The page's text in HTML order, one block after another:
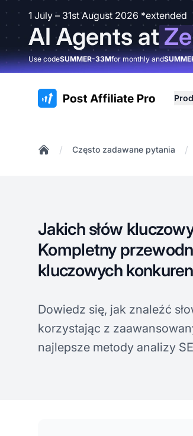
1 July – 31st August 2026 *extended
AI Agents at
Use codeSUMMER-33Mfor monthly and
:site.title
/ Często zadawane pytania /
Jakich słów
Kompletny
kluczowych
Dowiedz się, jak znaleźć
korzystając z
najlepsze metody analizy